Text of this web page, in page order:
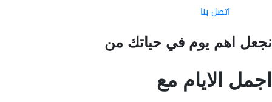
اتصل بنا
اهم يوم في حياتك من
الايام مع